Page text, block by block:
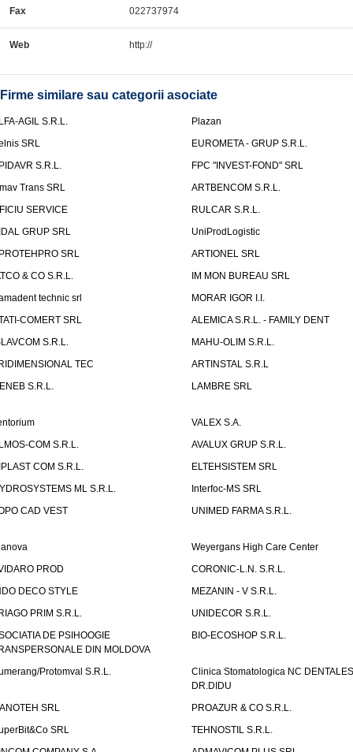
Fax 022737974
Web http://
Firme similare sau categorii asociate
AGIL S.R.L.
Plazan
SRL
EUROMETA - GRUP S.R.L.
S.R.L.
FPC "INVEST-FOND" SRL
Trans SRL
ARTBENCOM S.R.L.
SERVICE
RULCAR S.R.L.
GRUP SRL
UniProdLogistic
SRL
ARTIONEL SRL
& CO S.R.L.
IM MON BUREAU SRL
technic srl
MORAR IGOR I.I.
COMERT SRL
ALEMICA S.R.L. - FAMILY DENT
S.R.L.
MAHU-OLIM S.R.L.
TEC
ARTINSTAL S.R.L
S.R.L.
LAMBRE SRL
VALEX S.A.
COM S.R.L.
AVALUX GRUP S.R.L.
COM S.R.L.
ELTEHSISTEM SRL
ML S.R.L.
Interfoc-MS SRL
CAD VEST
UNIMED FARMA S.R.L.
Weyergans High Care Center
PROD
CORONIC-L.N. S.R.L.
DECO STYLE
MEZANIN - V S.R.L.
PRIM S.R.L.
UNIDECOR S.R.L.
DE PSIHOOGIE
DIN MOLDOVA
BIO-ECOSHOP S.R.L.
Protomval S.R.L.
Clinica Stomatologica NC DENTALES
DR.DIDU
SRL
PROAZUR & CO S.R.L.
SRL
TEHNOSTIL S.R.L.